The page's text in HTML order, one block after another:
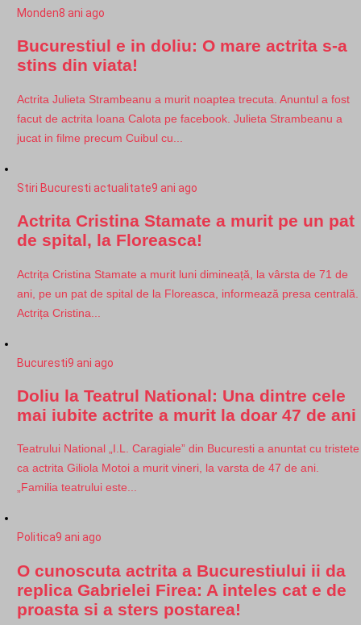
Monden8 ani ago
Bucurestiul e in doliu: O mare actrita s-a
stins din viata!
Actrita Julieta Strambeanu a murit noaptea trecuta. Anuntul a fost
facut de actrita Ioana Calota pe facebook. Julieta Strambeanu a
jucat in filme precum Cuibul cu...
Stiri Bucuresti actualitate9 ani ago
Actrita Cristina Stamate a murit pe un pat
de spital, la Floreasca!
Actrița Cristina Stamate a murit luni dimineață, la vârsta de 71 de
ani, pe un pat de spital de la Floreasca, informează presa centrală.
Actrița Cristina...
Bucuresti9 ani ago
Doliu la Teatrul National: Una dintre cele
mai iubite actrite a murit la doar 47 de ani
Teatrului National „I.L. Caragiale” din Bucuresti a anuntat cu tristete
ca actrita Giliola Motoi a murit vineri, la varsta de 47 de ani.
„Familia teatrului este...
Politica9 ani ago
O cunoscuta actrita a Bucurestiului ii da
replica Gabrielei Firea: A inteles cat e de
proasta si a sters postarea!